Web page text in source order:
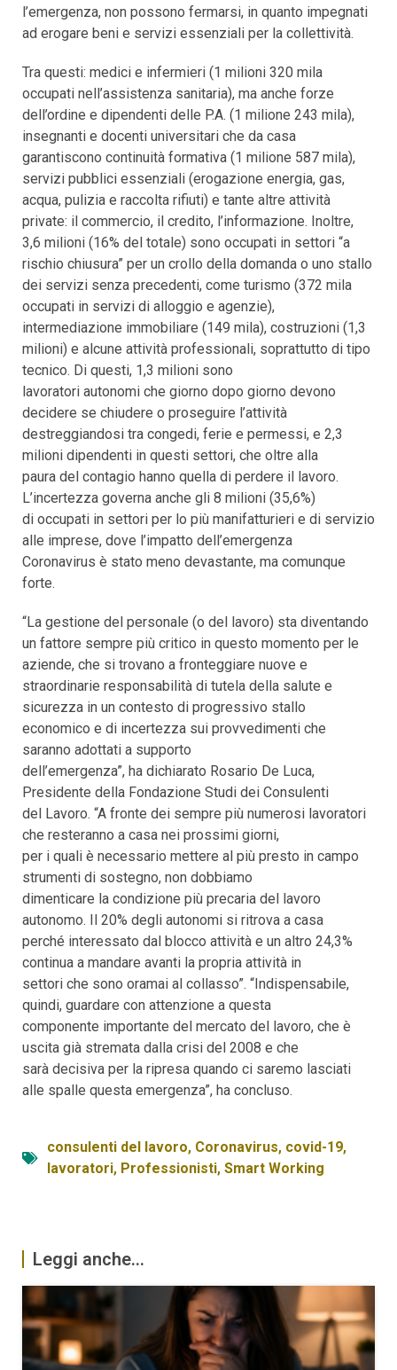
l’emergenza, non possono fermarsi, in quanto impegnati
ad erogare beni e servizi essenziali per la collettività.
Tra questi: medici e infermieri (1 milioni 320 mila
occupati nell’assistenza sanitaria), ma anche forze
dell’ordine e dipendenti delle P.A. (1 milione 243 mila),
insegnanti e docenti universitari che da casa
garantiscono continuità formativa (1 milione 587 mila),
servizi pubblici essenziali (erogazione energia, gas,
acqua, pulizia e raccolta rifiuti) e tante altre attività
private: il commercio, il credito, l’informazione. Inoltre,
3,6 milioni (16% del totale) sono occupati in settori “a
rischio chiusura” per un crollo della domanda o uno stallo
dei servizi senza precedenti, come turismo (372 mila
occupati in servizi di alloggio e agenzie),
intermediazione immobiliare (149 mila), costruzioni (1,3
milioni) e alcune attività professionali, soprattutto di tipo
tecnico. Di questi, 1,3 milioni sono
lavoratori autonomi che giorno dopo giorno devono
decidere se chiudere o proseguire l’attività
destreggiandosi tra congedi, ferie e permessi, e 2,3
milioni dipendenti in questi settori, che oltre alla
paura del contagio hanno quella di perdere il lavoro.
L’incertezza governa anche gli 8 milioni (35,6%)
di occupati in settori per lo più manifatturieri e di servizio
alle imprese, dove l’impatto dell’emergenza
Coronavirus è stato meno devastante, ma comunque
forte.
“La gestione del personale (o del lavoro) sta diventando
un fattore sempre più critico in questo momento per le
aziende, che si trovano a fronteggiare nuove e
straordinarie responsabilità di tutela della salute e
sicurezza in un contesto di progressivo stallo
economico e di incertezza sui provvedimenti che
saranno adottati a supporto
dell’emergenza”, ha dichiarato Rosario De Luca,
Presidente della Fondazione Studi dei Consulenti
del Lavoro. “A fronte dei sempre più numerosi lavoratori
che resteranno a casa nei prossimi giorni,
per i quali è necessario mettere al più presto in campo
strumenti di sostegno, non dobbiamo
dimenticare la condizione più precaria del lavoro
autonomo. Il 20% degli autonomi si ritrova a casa
perché interessato dal blocco attività e un altro 24,3%
continua a mandare avanti la propria attività in
settori che sono oramai al collasso”. “Indispensabile,
quindi, guardare con attenzione a questa
componente importante del mercato del lavoro, che è
uscita già stremata dalla crisi del 2008 e che
sarà decisiva per la ripresa quando ci saremo lasciati
alle spalle questa emergenza”, ha concluso.
consulenti del lavoro, Coronavirus, covid-19,
lavoratori, Professionisti, Smart Working
Leggi anche...